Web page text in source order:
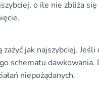
o ile nie zbliża
jak najszybciej.
schematu
niepożądanych.